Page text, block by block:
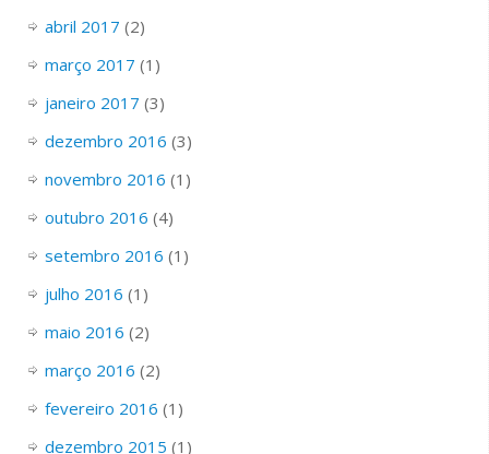
abril 2017 (2)
março 2017 (1)
janeiro 2017 (3)
dezembro 2016 (3)
novembro 2016 (1)
outubro 2016 (4)
setembro 2016 (1)
julho 2016 (1)
maio 2016 (2)
março 2016 (2)
fevereiro 2016 (1)
dezembro 2015 (1)